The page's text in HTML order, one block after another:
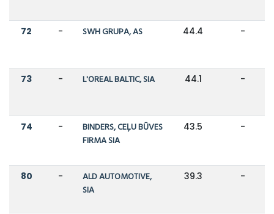
72 - SWH GRUPA, AS 44.4 -
73 - L'OREAL BALTIC, SIA 44.1 -
74 -
BINDERS, CEĻU BŪVES
FIRMA SIA
43.5 -
80 -
ALD AUTOMOTIVE,
SIA
39.3 -